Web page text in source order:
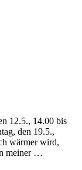
12.5., 14.00 bis
den 19.5.,
wärmer wird,
meiner …